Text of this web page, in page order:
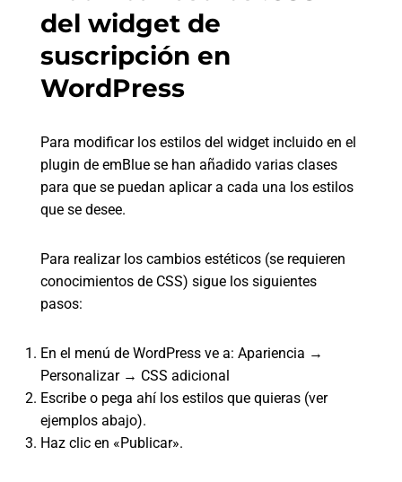
del widget de
suscripción en
WordPress
Para modificar los estilos del widget incluido en el
plugin de emBlue se han añadido varias clases
para que se puedan aplicar a cada una los estilos
que se desee.
Para realizar los cambios estéticos (se requieren
conocimientos de CSS) sigue los siguientes
pasos:
En el menú de WordPress ve a: Apariencia →
Personalizar → CSS adicional
Escribe o pega ahí los estilos que quieras (ver
ejemplos abajo).
Haz clic en «Publicar».